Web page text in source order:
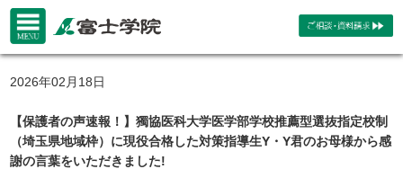
2026年02月18日
【保護者の声速報！】獨協医科大学医学部学校推薦型選抜指定校制
（埼玉県地域枠）に現役合格した対策指導生Y・Y君のお母様から感
謝の言葉をいただきました!